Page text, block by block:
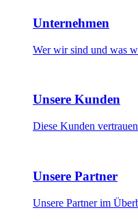
Unternehmen
Wer wir sind und was
Unsere Kunden
Diese Kunden
Unsere Partner
Unsere Partner im